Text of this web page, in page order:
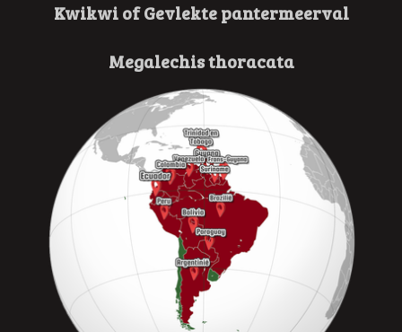
Kwikwi of Gevlekte pantermeerval
Megalechis thoracata